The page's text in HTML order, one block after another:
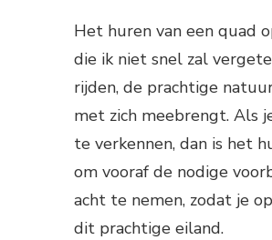
Het huren van een quad
die ik niet snel zal
rijden, de prachtige
met zich meebrengt. Als
te verkennen, dan is het
om vooraf de nodige
acht te nemen, zodat je
dit prachtige eiland.